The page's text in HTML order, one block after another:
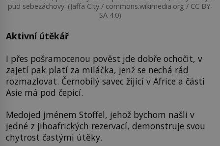
pud sebezáchovy. (Jaffa City / commons.wikimedia.org / CC BY-
SA 4.0)
Aktivní útěkář
I přes pošramocenou pověst jde dobře ochočit, v
zajetí pak platí za miláčka, jenž se nechá rád
rozmazlovat. Černobílý savec žijící v Africe a části
Asie má pod čepicí.
Medojed jménem Stoffel, jehož bychom našli v
jedné z jihoafrických rezervací, demonstruje svou
chytrost častými útěky.